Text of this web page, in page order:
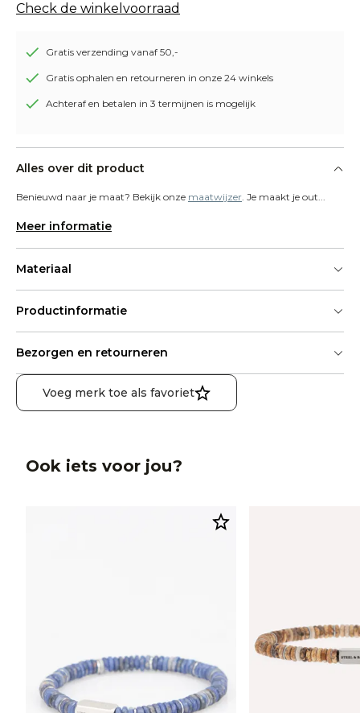
Check de winkelvoorraad
Gratis verzending vanaf 50,-
Gratis ophalen en retourneren in onze 24 winkels
Achteraf en betalen in 3 termijnen is mogelijk
Alles over dit product
Benieuwd naar je maat? Bekijk onze maatwijzer. Je maakt je out...
Meer informatie
Materiaal
Productinformatie
Bezorgen en retourneren
Voeg merk toe als favoriet
Ook iets voor jou?